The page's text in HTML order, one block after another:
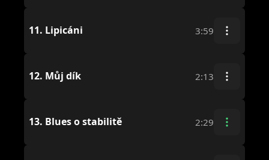
11. Lipicáni 3:59
12. Můj dík 2:13
13. Blues o stabilitě 2:29